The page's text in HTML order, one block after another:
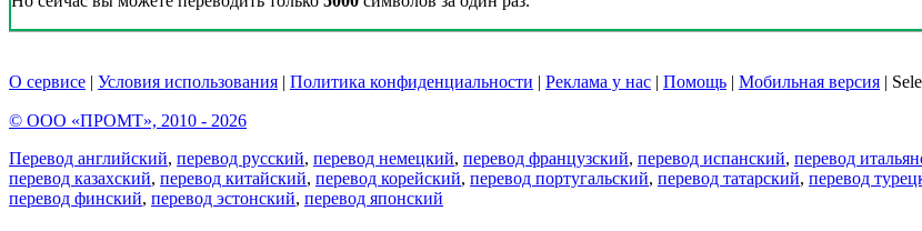
О сервисе | Условия использования | Политика конфиденциальности | Реклама у нас | Помощь | Мобильная версия |
© ООО «ПРОМТ», 2010 - 2026
Перевод английский, перевод русский, перевод немецкий, перевод французский, перевод испанский, перевод
перевод казахский, перевод китайский, перевод корейский, перевод португальский, перевод татарский, перевод
перевод финский, перевод эстонский, перевод японский